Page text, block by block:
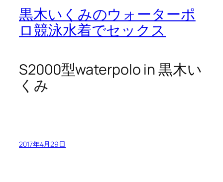
黒木いくみのウォーターポ
ロ競泳水着でセックス
S2000型waterpolo in 黒木い
くみ
2017年4月29日